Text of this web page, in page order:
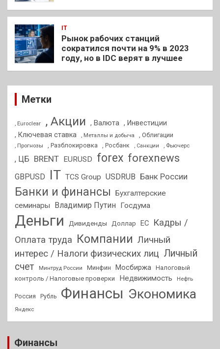
IT
Рынок рабочих станций
сократился почти на 9% в 2023
году, но в IDC верят в лучшее
Метки
, Euroclear , Акции , Валюта , Инвестиции
, Ключевая ставка
, Металлы и добыча , Облигации
, Прогнозы , Разблокировка , Росбанк , Санкции , Фьючерс
, ЦБ BRENT EURUSD forex forexnews
GBPUSD IT TCS Group USDRUB Банк России
Банки и финансы
Бухгалтерские
семинары
Владимир Путин Госдума
Деньги Дивиденды Доллар ЕС
Кадры /
Оплата труда Компании Личный
интерес / Налоги физических лиц Личный
счет
Минтруд России Минфин Мосбиржа Налоговый
контроль / Налоговые проверки
Недвижимость Нефть
Россия Рубль Финансы Экономика
Яндекс
Финансы